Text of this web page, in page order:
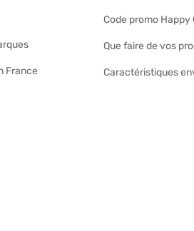
France
Code promo Happy
Que faire de vos
Caractéristiques